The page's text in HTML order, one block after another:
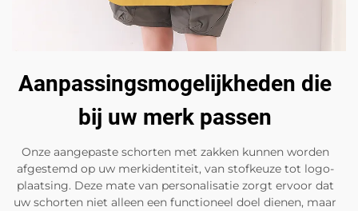
Aanpassingsmogelijkheden die
bij uw merk passen
Onze aangepaste schorten met zakken kunnen worden
afgestemd op uw merkidentiteit, van stofkeuze tot logo-
plaatsing. Deze mate van personalisatie zorgt ervoor dat
uw schorten niet alleen een functioneel doel dienen, maar